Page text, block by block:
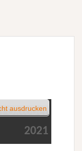
Oktober
2021
ausdrucken